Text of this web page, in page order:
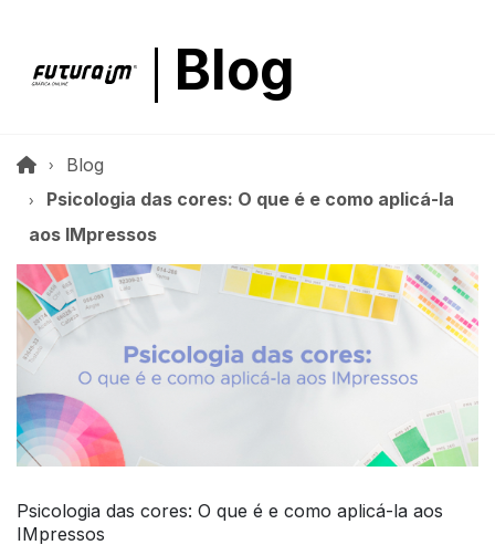
Blog
Blog
Psicologia das cores: O que é e como aplicá-la
aos IMpressos
Psicologia das cores: O que é e como aplicá-la aos
IMpressos